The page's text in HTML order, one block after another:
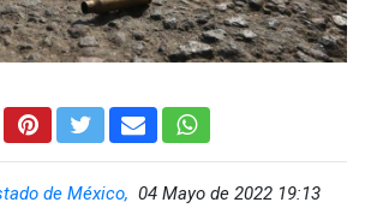
de México, 04 Mayo de 2022 19:13